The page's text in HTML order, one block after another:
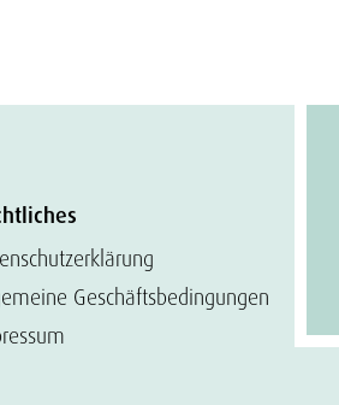
Geschäftsbedingungen